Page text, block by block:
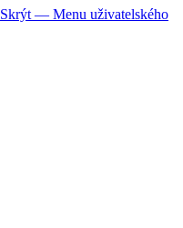
Skrýt — Menu uživatelského